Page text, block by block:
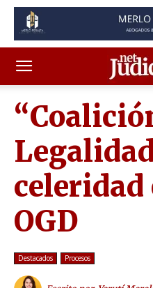
celeridad
OGD
Destacados Procesos